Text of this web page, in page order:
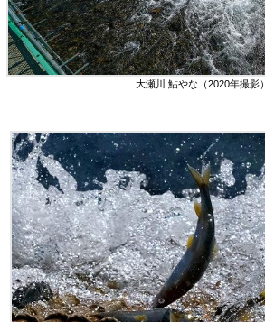
大瀬川 鮎やな（2020年撮影）